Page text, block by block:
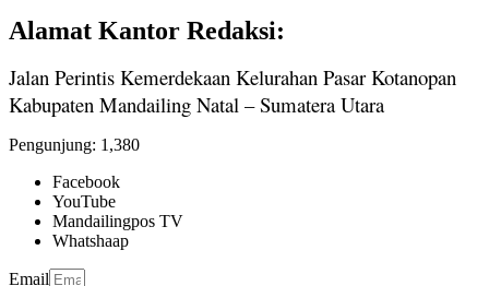
Alamat Kantor Redaksi:
Jalan Perintis Kemerdekaan Kelurahan Pasar Kotanopan
Kabupaten Mandailing Natal – Sumatera Utara
Pengunjung: 1,380
Facebook
YouTube
Mandailingpos TV
Whatshaap
Email